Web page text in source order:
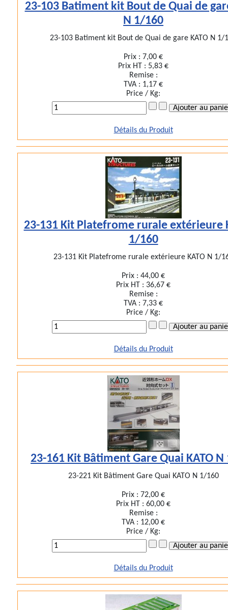
23-103 Batiment kit Bout de Quai de
N 1/160
23-103 Batiment kit Bout de Quai de gare KATO N 1/
Prix : 7,00 €
Prix HT : 5,83 €
Remise :
TVA : 1,17 €
Price / Kg:
Détails du Produit
23-131 Kit Platefrome rurale extérieure
1/160
23-131 Kit Platefrome rurale extérieure KATO N 1/
Prix :44,00 €
Prix HT : 36,67 €
Remise :
TVA : 7,33 €
Price / Kg:
Détails du Produit
23-161 Kit Bâtiment Gare Quai KATO
23-221 Kit Bâtiment Gare Quai KATO N 1/160
Prix : 72,00 €
Prix HT :60,00 €
Remise :
TVA : 12,00 €
Price / Kg:
Détails du Produit